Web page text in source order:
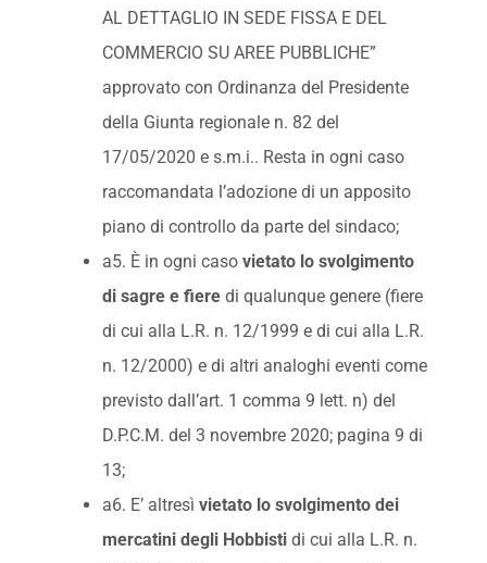
AL DETTAGLIO IN SEDE FISSA E DEL
COMMERCIO SU AREE PUBBLICHE”
approvato con Ordinanza del Presidente
della Giunta regionale n. 82 del
17/05/2020 e s.m.i.. Resta in ogni caso
raccomandata l’adozione di un apposito
piano di controllo da parte del sindaco;
a5. È in ogni caso vietato lo svolgimento
di sagre e fieredi qualunque genere (fiere
di cui alla L.R. n. 12/1999 e di cui alla L.R.
n. 12/2000) e di altri analoghi eventi come
previsto dall’art. 1 comma 9 lett. n) del
D.P.C.M. del 3 novembre 2020; pagina 9 di
13;
a6. E’ altresì vietato lo svolgimento dei
mercatini degli Hobbistidi cui alla L.R. n.